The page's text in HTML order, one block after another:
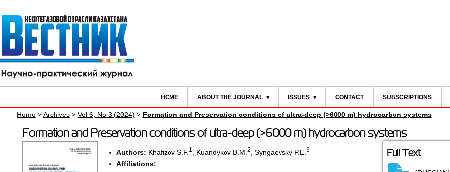
HOME ABOUT THE JOURNAL ISSUES CONTACT SUBSCRIPTIONS
Home>Archives> Vol 6, No 3 (2024) > Formation and Preservation conditions of ultra-deep (>6000 m) hydrocarbon systems
Formation and Preservation conditions of ultra-deep (>6000 m) hydrocarbon systems
Authors: Khafizov S.F. 1 Kuandykov B.M. 2 Syngaevsky P.E. 3
Affiliations:
Full Text